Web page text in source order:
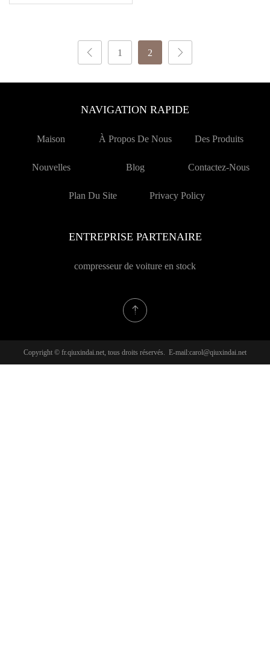
cabinet libre de casino
populaire Fu Duo Cai
1
2
NAVIGATION RAPIDE
Maison À Propos De Nous Des Produits
Nouvelles Blog Contactez-Nous
Plan Du Site Privacy Policy
ENTREPRISE PARTENAIRE
compresseur de voiture en stock
Copyright © fr.qiuxindai.net, tous droits réservés. E-mail:carol@qiuxindai.net